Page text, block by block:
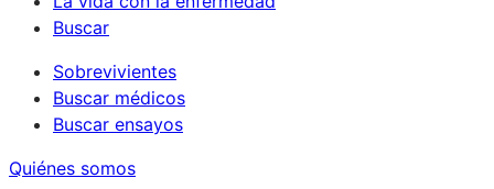
Buscar
Sobrevivientes
Buscar médicos
Buscar ensayos
Quiénes somos